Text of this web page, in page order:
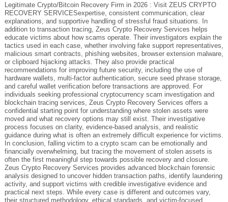
Legitimate Crypto/Bitcoin Recovery Firm in 2026 : Visit ZEUS CRYPTO
RECOVERY SERVICESexpertise, consistent communication, clear
explanations, and supportive handling of stressful fraud situations. In
addition to transaction tracing, Zeus Crypto Recovery Services helps
educate victims about how scams operate. Their investigators explain the
tactics used in each case, whether involving fake support representatives,
malicious smart contracts, phishing websites, browser extension malware,
or clipboard hijacking attacks. They also provide practical
recommendations for improving future security, including the use of
hardware wallets, multi-factor authentication, secure seed phrase storage,
and careful wallet verification before transactions are approved. For
individuals seeking professional cryptocurrency scam investigation and
blockchain tracing services, Zeus Crypto Recovery Services offers a
confidential starting point for understanding where stolen assets were
moved and what recovery options may still exist. Their investigative
process focuses on clarity, evidence-based analysis, and realistic
guidance during what is often an extremely difficult experience for victims.
In conclusion, falling victim to a crypto scam can be emotionally and
financially overwhelming, but tracing the movement of stolen assets is
often the first meaningful step towards possible recovery and closure.
Zeus Crypto Recovery Services provides advanced blockchain forensic
analysis designed to uncover hidden transaction paths, identify laundering
activity, and support victims with credible investigative evidence and
practical next steps. While every case is different and outcomes vary,
their structured methodology, ethical standards, and victim-focused